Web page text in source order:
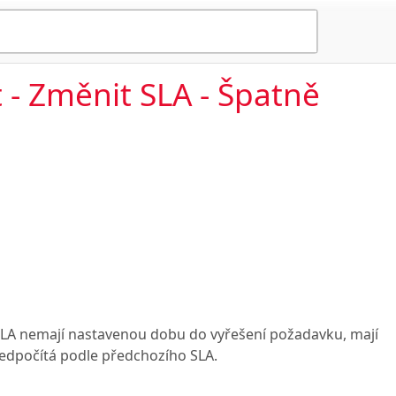
Změnit SLA - Špatně
nemají nastavenou dobu do vyřešení požadavku, mají
podle předchozího SLA.